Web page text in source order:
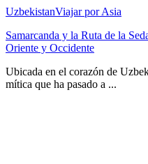
UzbekistanViajar por Asia
Samarcanda y la Ruta de la
Oriente y Occidente
Ubicada en el corazón de
mítica que ha pasado a ...